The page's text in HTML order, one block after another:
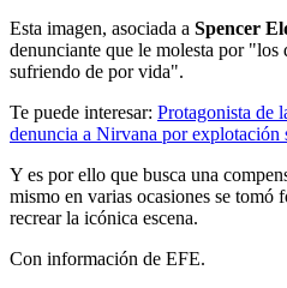
Esta imagen, asociada a Spencer
denunciante que le molesta por "los
sufriendo de por vida".
Te puede interesar: Protagonista de
denuncia a Nirvana por explotación
Y es por ello que busca una
mismo en varias ocasiones se tomó
recrear la icónica escena.
Con información de EFE.